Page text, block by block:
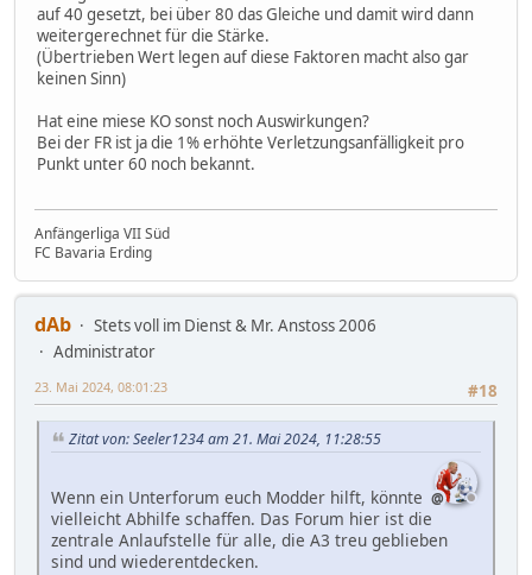
auf 40 gesetzt, bei über 80 das Gleiche und damit wird dann
weitergerechnet für die Stärke.
(Übertrieben Wert legen auf diese Faktoren macht also gar
keinen Sinn)
Hat eine miese KO sonst noch Auswirkungen?
Bei der FR ist ja die 1% erhöhte Verletzungsanfälligkeit pro
Punkt unter 60 noch bekannt.
Anfängerliga VII Süd
FC Bavaria Erding
dAb
Stets voll im Dienst & Mr. Anstoss 2006
Administrator
#18
23. Mai 2024, 08:01:23
Zitat von: Seeler1234 am 21. Mai 2024, 11:28:55
Wenn ein Unterforum euch Modder hilft, könnte
vielleicht Abhilfe schaffen. Das Forum hier ist die
zentrale Anlaufstelle für alle, die A3 treu geblieben
sind und wiederentdecken.